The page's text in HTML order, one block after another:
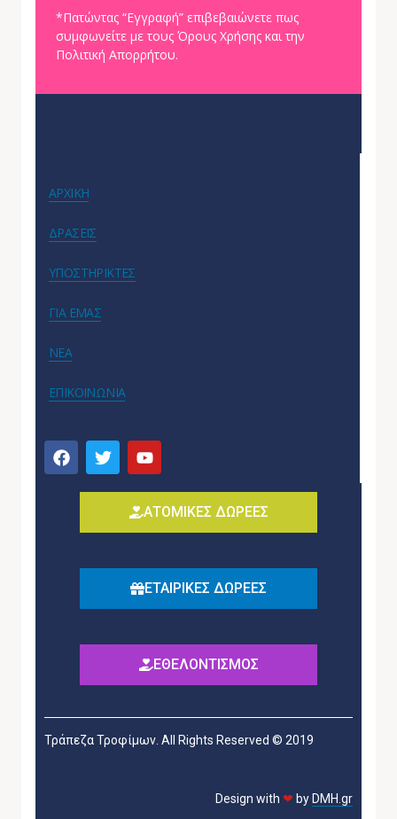
*Πατώντας “Εγγραφή” επιβεβαιώνετε πως
συμφωνείτε με τους Όρους Χρήσης και την
Πολιτική Απορρήτου.
ΑΡΧΙΚΗ
ΔΡΑΣΕΙΣ
ΥΠΟΣΤΗΡΙΚΤΕΣ
ΓΙΑ ΕΜΑΣ
ΝΕΑ
ΕΠΙΚΟΙΝΩΝΙΑ
ΑΤΟΜΙΚΕΣ ΔΩΡΕΕΣ
ΕΤΑΙΡΙΚΕΣ ΔΩΡΕΕΣ
ΕΘΕΛΟΝΤΙΣΜΟΣ
Τράπεζα Τροφίμων. All Rights Reserved © 2019
Design with ❤ by DMH.gr